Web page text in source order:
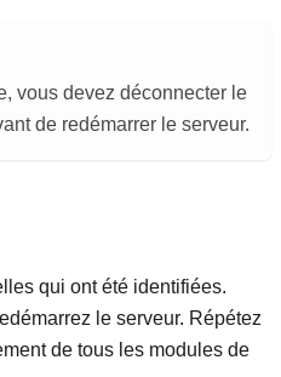
vous devez déconnecter le
de redémarrer le serveur.
qui ont été identifiées.
le serveur. Répétez
de tous les modules de